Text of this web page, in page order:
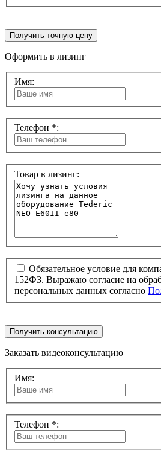
Получить точную цену
Оформить в лизинг
Имя:
Телефон *:
Товар в лизинг:
Обязательное условие для
152ФЗ. Выражаю согласие на
персональных данных согласно
Получить консультацию
Заказать видеоконсультацию
Имя:
Телефон *: